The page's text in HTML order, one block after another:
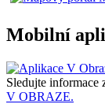
Mobilní
Sledujte informace
V OBRAZE.